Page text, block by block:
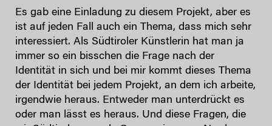
Es gab eine Einladung zu diesem Projekt, aber es
ist auf jeden Fall auch ein Thema, dass mich sehr
interessiert. Als Südtiroler Künstlerin hat man ja
immer so ein bisschen die Frage nach der
Identität in sich und bei mir kommt dieses Thema
der Identität bei jedem Projekt, an dem ich arbeite,
irgendwie heraus. Entweder man unterdrückt es
oder man lässt es heraus. Und diese Fragen, die